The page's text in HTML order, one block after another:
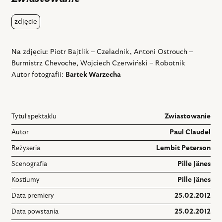
zdjęcie
Na zdjęciu: Piotr Bajtlik – Czeladnik, Antoni Ostrouch –
Burmistrz Chevoche, Wojciech Czerwiński – Robotnik
Autor fotografii: Bartek Warzecha
Tytuł spektaklu Zwiastowanie
Autor Paul Claudel
Reżyseria Lembit Peterson
Scenografia Pille Jänes
Kostiumy Pille Jänes
Data premiery 25.02.2012
Data powstania 25.02.2012